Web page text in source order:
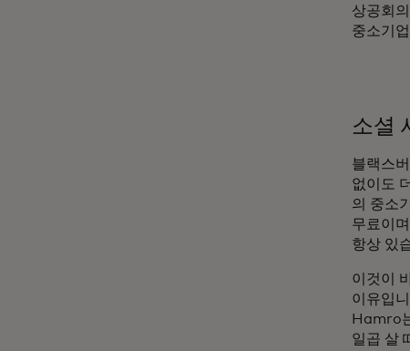
상공회
중소기
소셜
블랙스
없이도
의 중소
무료이
항상 있
이것이
이유입
Hamro
일곱 살